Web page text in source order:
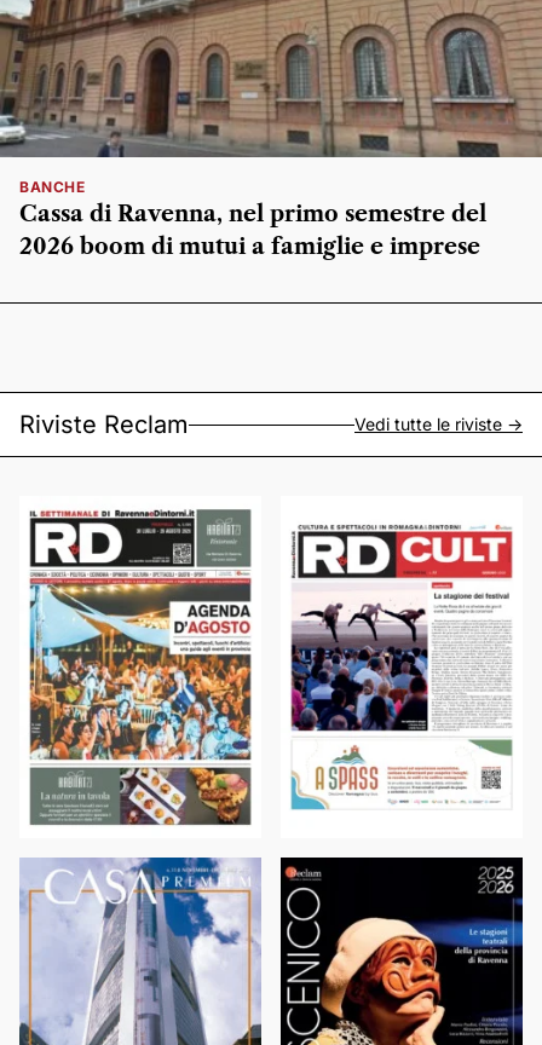
BANCHE
Cassa di Ravenna, nel primo semestre del
2026 boom di mutui a famiglie e imprese
Riviste Reclam Vedi tutte le riviste ->